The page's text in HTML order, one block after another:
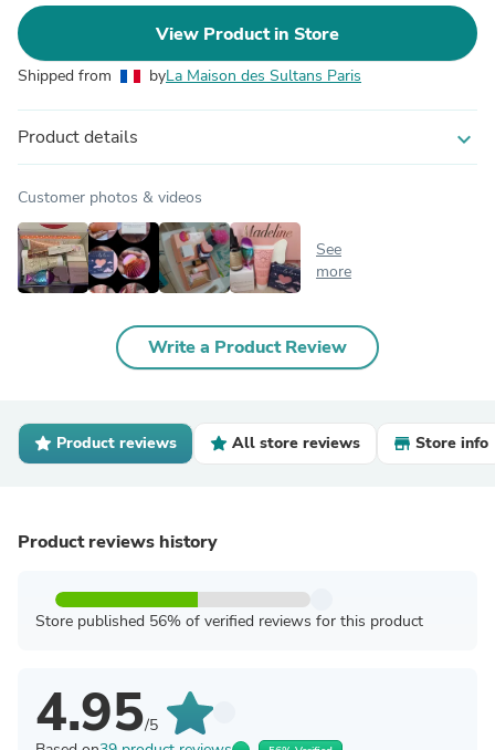
View Product in Store
Shipped from byLa Maison des Sultans Paris
Product details expand_more
Customer photos & videos
See
more
Write a Product Review
Product reviews All store reviews Store info
Product reviews history
Store published 56% of verified reviews for this product
4.95/5